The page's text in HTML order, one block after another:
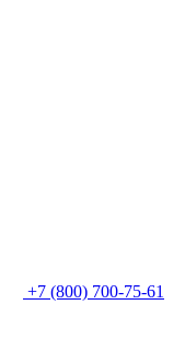
+7 (800) 700-75-61